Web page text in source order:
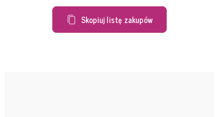
Skopiuj listę zakupów